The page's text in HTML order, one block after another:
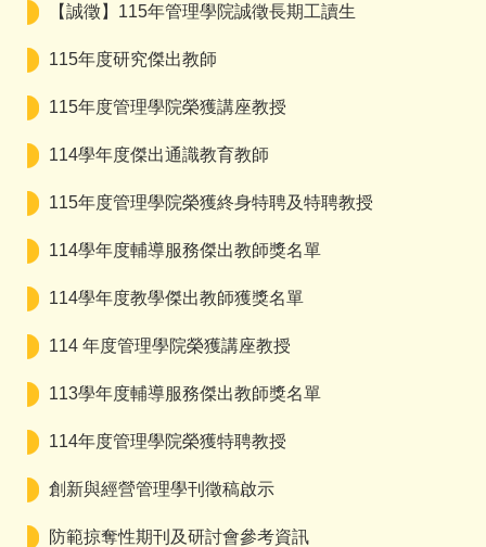
【誠徵】115年管理學院誠徵長期工讀生
115年度研究傑出教師
115年度管理學院榮獲講座教授
114學年度傑出通識教育教師
115年度管理學院榮獲終身特聘及特聘教授
114學年度輔導服務傑出教師獎名單
114學年度教學傑出教師獲獎名單
114 年度管理學院榮獲講座教授
113學年度輔導服務傑出教師獎名單
114年度管理學院榮獲特聘教授
創新與經營管理學刊徵稿啟示
防範掠奪性期刊及研討會參考資訊